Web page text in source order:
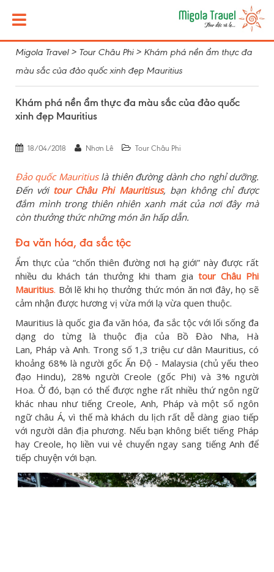
Migola Travel> Tour Châu Phi> Khám phá nền ẩm thực đa
màu sắc của đảo quốc xinh đẹp Mauritius
Khám phá nền ẩm thực đa màu sắc của đảo quốc
xinh đẹp Mauritius
18/04/2018 Nhơn Lê Tour Châu Phi
Đảo quốc Mauritiuslà thiên đường dành cho nghỉ dưỡng.
Đến với tour Châu Phi Mauritisus, bạn không chỉ được
đắm mình trong thiên nhiên xanh mát của nơi đây mà
còn thưởng thức những món ăn hấp dẫn.
Đa văn hóa, đa sắc tộc
Ẩm thực của “chốn thiên đường nơi hạ giới” này được rất
nhiều du khách tán thưởng khi tham gia tour Châu Phi
Mauritius. Bởi lẽ khi họ thưởng thức món ăn nơi đây, họ sẽ
cảm nhận được hương vị vừa mới lạ vừa quen thuộc.
Mauritius là quốc gia đa văn hóa, đa sắc tộc với lối sống đa
dạng do từng là thuộc địa của Bồ Đào Nha, Hà
Lan, Pháp và Anh. Trong số 1,3 triệu cư dân Mauritius, có
khoảng 68% là người gốc Ấn Độ - Malaysia (chủ yếu theo
đạo Hindu), 28% người Creole (gốc Phi) và 3% người
Hoa. Ở đó, bạn có thể được nghe rất nhiều thứ ngôn ngữ
khác nhau như tiếng Creole, Anh, Pháp và một số ngôn
ngữ châu Á, vì thế mà khách du lịch rất dễ dàng giao tiếp
với người dân địa phương. Nếu bạn không biết tiếng Pháp
hay Creole, họ liền vui vẻ chuyển ngay sang tiếng Anh để
tiếp chuyện với bạn.